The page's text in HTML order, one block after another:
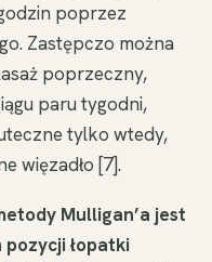
poprzez
Zastępczo można
poprzeczny,
paru tygodni,
tylko wtedy,
więzadło [7].
Mulligan’a jest
łopatki